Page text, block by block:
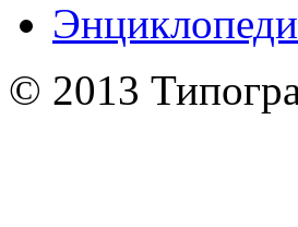
© 2013